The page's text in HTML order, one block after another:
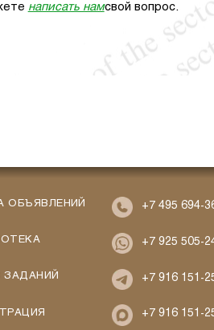
написать намсвой вопрос.
ОБЪЯВЛЕНИЙ
ЗАДАНИЙ
+7 495 694-
+7 925 505-
+7 916 151-
+7 916 151-